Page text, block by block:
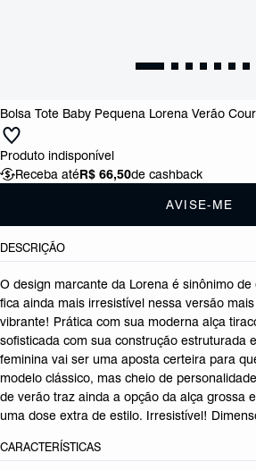
Bolsa Tote Baby Pequena Lorena Verão
Produto indisponível
Receba atéR$ 66,50de cashback
AVISE-ME
DESCRIÇÃO
O design marcante da Lorena é sinônimo
fica ainda mais irresistível nessa versão
vibrante! Prática com sua moderna alça
sofisticada com sua construção estruturada
feminina vai ser uma aposta certeira para
modelo clássico, mas cheio de
de verão traz ainda a opção da alça grossa
uma dose extra de estilo. Irresistível!
CARACTERÍSTICAS